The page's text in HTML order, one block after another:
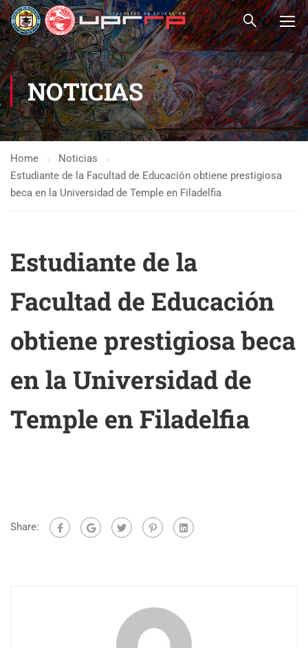
NOTICIAS
Home
Noticias
Estudiante de la Facultad de Educación obtiene prestigiosa
beca en la Universidad de Temple en Filadelfia
Estudiante de la
Facultad de Educación
obtiene prestigiosa beca
en la Universidad de
Temple en Filadelfia
Share: